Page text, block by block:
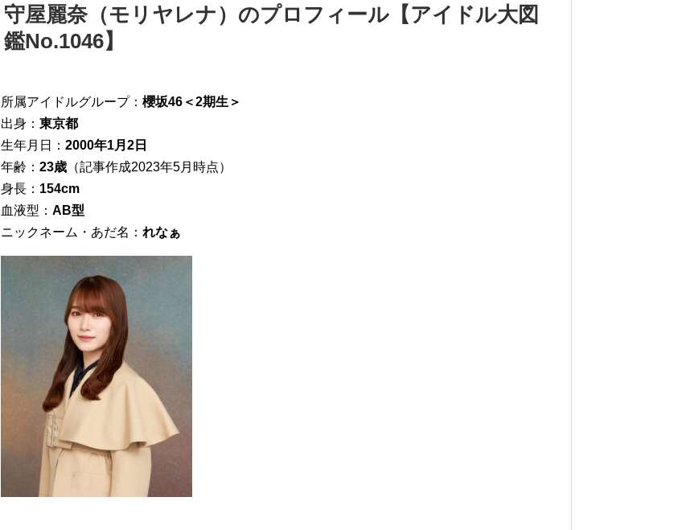
守屋麗奈（モリヤレナ）のプロフィール【アイドル大図
鑑No.1046】
所属アイドルグループ： 櫻坂46＜2期生＞
出身： 東京都
生年月日： 2000年1月2日
年齢： 23歳 （記事作成2023年5月時点）
身長： 154cm
血液型： AB型
ニックネーム・あだ名： れなぁ